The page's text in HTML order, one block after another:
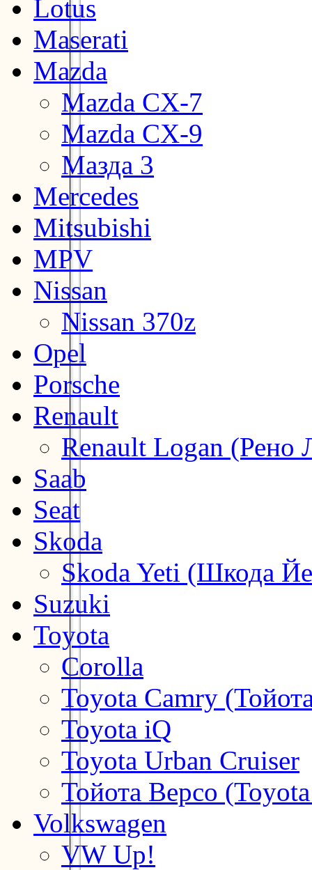
Lotus
Maserati
Mazda
Mazda CX-7
Mazda CX-9
Мазда 3
Mercedes
Mitsubishi
MPV
Nissan
Nissan 370z
Opel
Porsche
Renault
Renault Logan (Рено
Saab
Seat
Skoda
Skoda Yeti (Шкода
Suzuki
Toyota
Corolla
Toyota Camry
Toyota iQ
Toyota Urban Cruiser
Тойота Версо
Volkswagen
VW Up!